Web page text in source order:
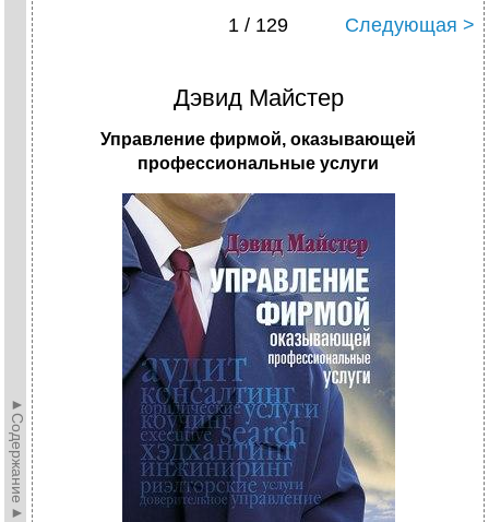
►Содержание►
1 / 129 Следующая >
Дэвид Майстер
Управление фирмой, оказывающей
профессиональные услуги